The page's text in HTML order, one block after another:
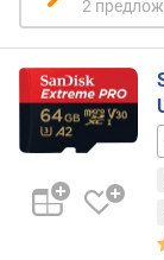
и
е
с
к
о
р
с
т
2